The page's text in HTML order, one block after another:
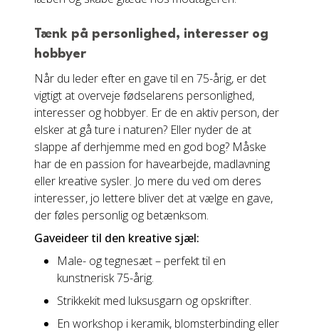
Tænk på personlighed, interesser og
hobbyer
Når du leder efter en gave til en 75-årig, er det
vigtigt at overveje fødselarens personlighed,
interesser og hobbyer. Er de en aktiv person, der
elsker at gå ture i naturen? Eller nyder de at
slappe af derhjemme med en god bog? Måske
har de en passion for havearbejde, madlavning
eller kreative sysler. Jo mere du ved om deres
interesser, jo lettere bliver det at vælge en gave,
der føles personlig og betænksom.
Gaveideer til den kreative sjæl:
Male- og tegnesæt – perfekt til en
kunstnerisk 75-årig.
Strikkekit med luksusgarn og opskrifter.
En workshop i keramik, blomsterbinding eller